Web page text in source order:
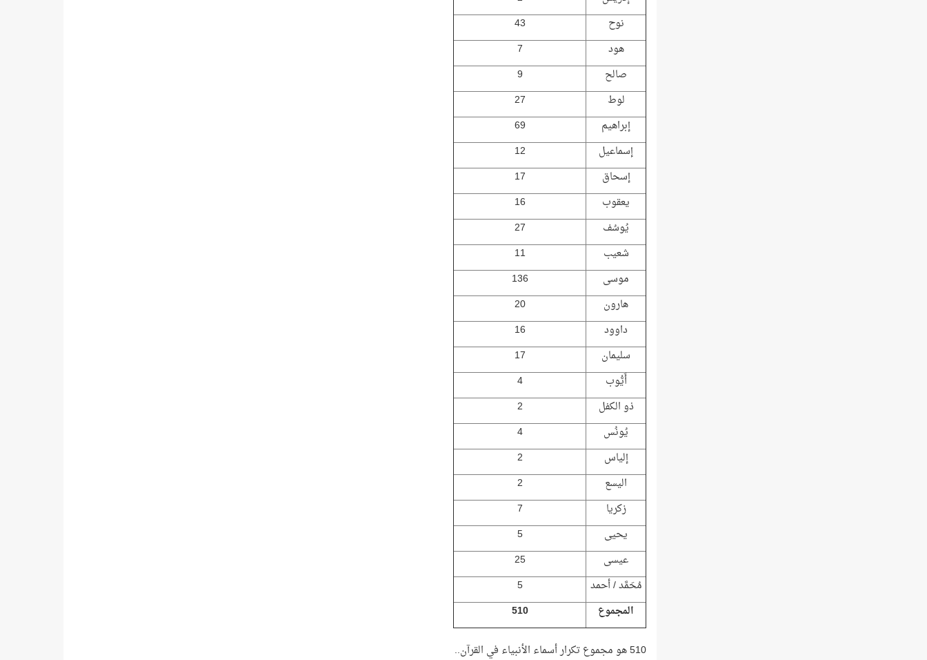
نوح
43
هود
7
صالح
9
لوط
27
إبراهيم
69
إسماعيل
12
إسحاق
17
يعقوب
16
يُوسُف
27
شعيب
11
موسى
136
هارون
20
داوود
16
سليمان
17
أَيُّوب
4
ذو الكفل
2
يُونُس
4
إلياس
2
اليسع
2
زكريا
7
يحيى
5
عيسى
25
مُحَمَّد / أحمد
5
المجموع
510
510 هو مجموع تكرار أسماء الأنبياء في القرآن..